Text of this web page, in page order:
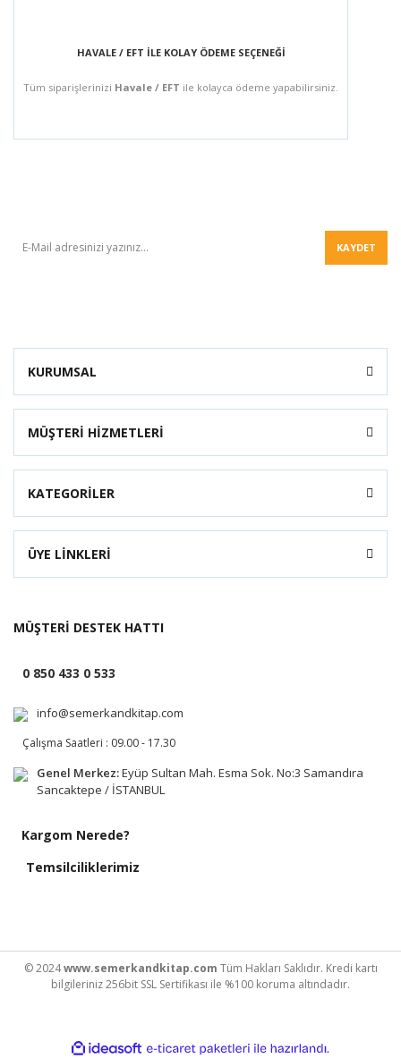
HAVALE / EFT İLE KOLAY ÖDEME SEÇENEĞİ
Tüm siparişlerinizi Havale / EFT ile kolayca ödeme yapabilirsiniz.
KAYDET
KURUMSAL
MÜŞTERİ HİZMETLERİ
KATEGORİLER
ÜYE LİNKLERİ
MÜŞTERİ DESTEK HATTI
0 850 433 0 533
info@semerkandkitap.com
Çalışma Saatleri : 09.00 - 17.30
Genel Merkez:Eyüp Sultan Mah. Esma Sok. No:3 Samandıra
Sancaktepe / İSTANBUL
Kargom Nerede?
Temsilciliklerimiz
© 2024www.semerkandkitap.com Tüm Hakları Saklıdır. Kredi kartı
bilgileriniz 256bit SSL Sertifikası ile %100 koruma altındadır.
ideasoft e-